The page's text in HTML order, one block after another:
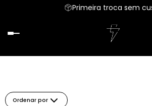
Parcele em até 6x sem
Primeira troca sem
Ordenar por